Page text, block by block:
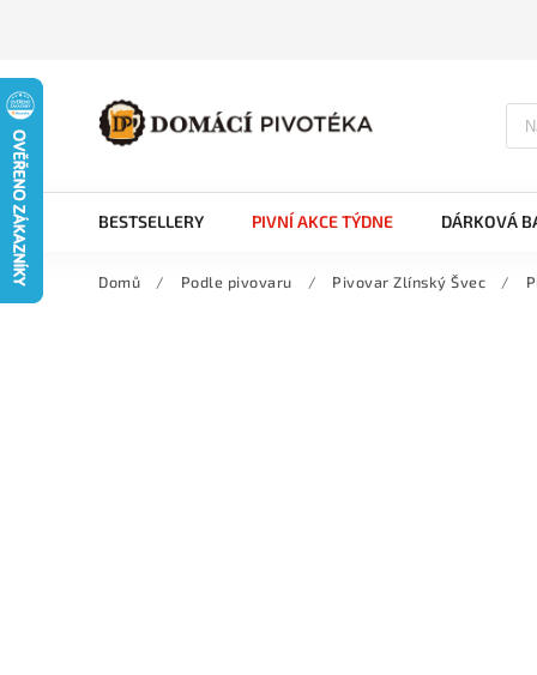
BESTSELLERY PIVNÍ AKCE TÝDNE DÁRKOVÁ
Domů / Podle pivovaru / Pivovar Zlínský Švec /